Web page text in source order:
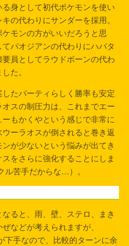
身として初代ポケモンを使い
の代わりにサンダーを採用。
モンの方がいいだろうと思
パオジアンの代わりにハバタ
員としてラウドボーンの代わ
た。
たパーティらしく勝率も安定
スの制圧力は、これまでエー
もかくやという感じで非常に
ーラオスが倒されると巻き返
が少ないという悩みが出てき
をさらに強化することにしま
ル苦手だからな…）。
ると、雨、壁、ステロ、まき
などが考えられますが、
下手なので、比較的ターンに余